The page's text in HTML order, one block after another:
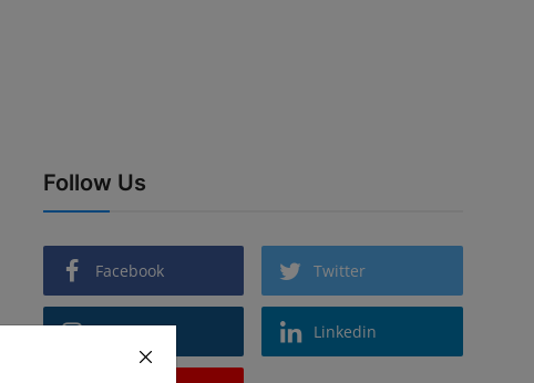
Follow Us
Facebook Twitter
Instagram Linkedin